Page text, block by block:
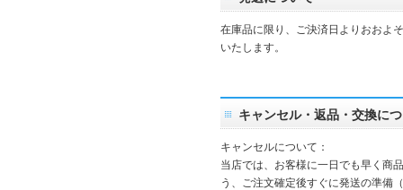
在庫品に限り、ご決済日よりおおよ
いたします。
キャンセル・返品・交換に
キャンセルについて：
当店では、お客様に一日でも早く商
う、ご注文確定後すぐに発送の準備